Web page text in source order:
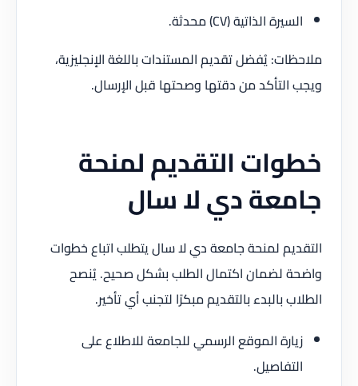
السيرة الذاتية (CV) محدثة.
ملاحظات: يُفضل تقديم المستندات باللغة الإنجليزية،
ويجب التأكد من دقتها وصحتها قبل الإرسال.
خطوات التقديم لمنحة
جامعة دي لا سال
التقديم لمنحة جامعة دي لا سال يتطلب اتباع خطوات
واضحة لضمان اكتمال الطلب بشكل صحيح. يُنصح
الطلاب بالبدء بالتقديم مبكرًا لتجنب أي تأخير.
زيارة الموقع الرسمي للجامعة للاطلاع على
التفاصيل.